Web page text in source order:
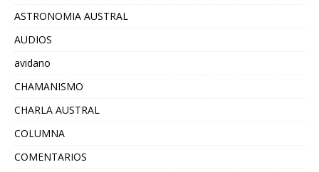
ASTRONOMIA AUSTRAL
AUDIOS
avidano
CHAMANISMO
CHARLA AUSTRAL
COLUMNA
COMENTARIOS